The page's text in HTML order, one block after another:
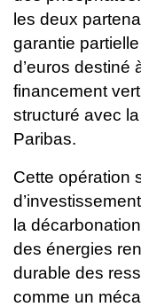
les deux
garantie
d’euros destiné
financement
structuré avec
Paribas.
Cette opération
la
des énergies
durable des
comme un